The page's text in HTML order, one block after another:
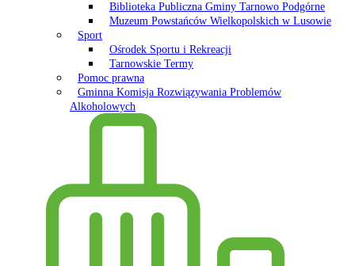
Biblioteka Publiczna Gminy Tarnowo Podgórne
Muzeum Powstańców Wielkopolskich w Lusowie
Sport
Ośrodek Sportu i Rekreacji
Tarnowskie Termy
Pomoc prawna
Gminna Komisja Rozwiązywania Problemów
Alkoholowych